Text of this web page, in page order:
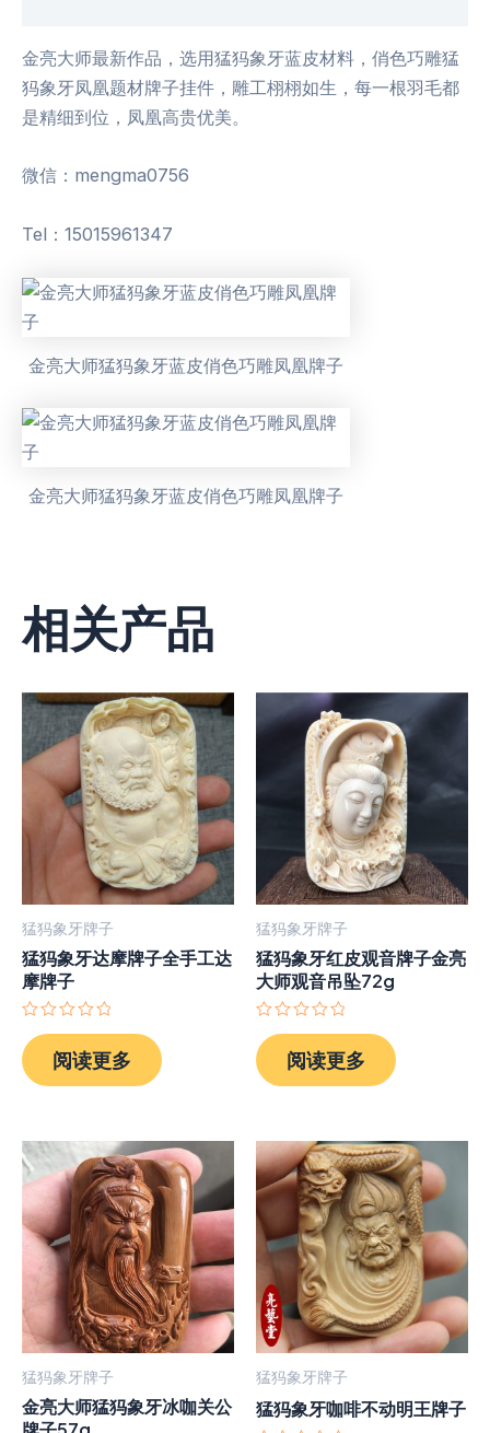
金亮大师最新作品，选用猛犸象牙蓝皮材料，俏色巧雕猛
犸象牙凤凰题材牌子挂件，雕工栩栩如生，每一根羽毛都
是精细到位，凤凰高贵优美。
微信：mengma0756
Tel：15015961347
金亮大师猛犸象牙蓝皮俏色巧雕凤凰牌子
金亮大师猛犸象牙蓝皮俏色巧雕凤凰牌子
相关产品
猛犸象牙牌子
猛犸象牙达摩牌子全手工达
摩牌子
评
分
0
&sol;
阅读更多
猛犸象牙牌子
猛犸象牙红皮观音牌子金亮
大师观音吊坠72g
评
分
0
&sol;
阅读更多
猛犸象牙牌子
金亮大师猛犸象牙冰咖关公
猛犸象牙牌子
猛犸象牙咖啡不动明王牌子